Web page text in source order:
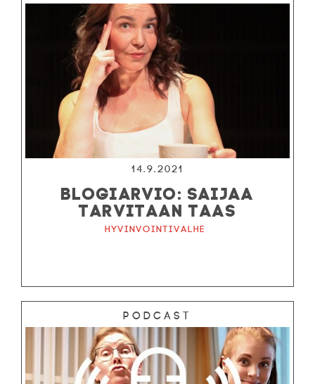
14.9.2021
BLOGIARVIO: SAIJAA
TARVITAAN TAAS
Hyvinvointivalhe
Podcast